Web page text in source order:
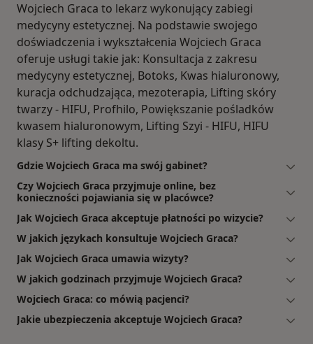
Wojciech Graca to lekarz wykonujący zabiegi
medycyny estetycznej. Na podstawie swojego
doświadczenia i wykształcenia Wojciech Graca
oferuje usługi takie jak: Konsultacja z zakresu
medycyny estetycznej, Botoks, Kwas hialuronowy,
kuracja odchudzająca, mezoterapia, Lifting skóry
twarzy - HIFU, Profhilo, Powiększanie pośladków
kwasem hialuronowym, Lifting Szyi - HIFU, HIFU
klasy S+ lifting dekoltu.
Gdzie Wojciech Graca ma swój gabinet?
Czy Wojciech Graca przyjmuje online, bez
konieczności pojawiania się w placówce?
Jak Wojciech Graca akceptuje płatności po wizycie?
W jakich językach konsultuje Wojciech Graca?
Jak Wojciech Graca umawia wizyty?
W jakich godzinach przyjmuje Wojciech Graca?
Wojciech Graca: co mówią pacjenci?
Jakie ubezpieczenia akceptuje Wojciech Graca?